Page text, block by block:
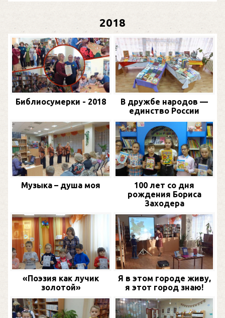
2018
Библиосумерки - 2018
В дружбе народов —
единство России
Музыка – душа моя
100 лет со дня
рождения Бориса
Заходера
«Поэзия как лучик
золотой»
Я в этом городе живу,
я этот город знаю!